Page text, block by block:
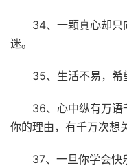
34、一颗真心却只
迷。
35、生活不易，希
36、心中纵有万语
你的理由，有千万次想
37、一旦你学会快